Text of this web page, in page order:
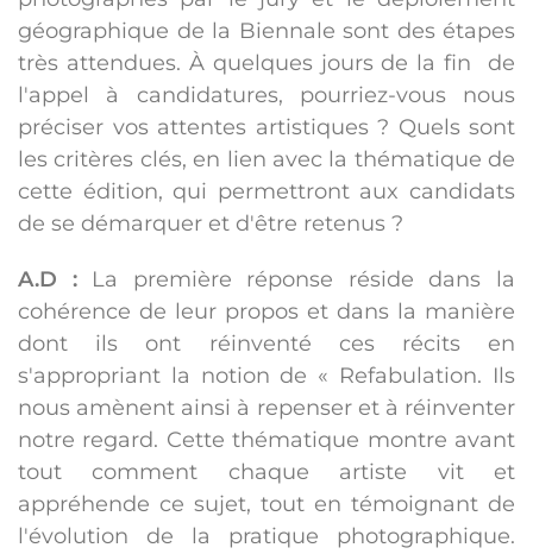
géographique de la Biennale sont des étapes
très attendues. À quelques jours de la fin de
l'appel à candidatures, pourriez-vous nous
préciser vos attentes artistiques ? Quels sont
les critères clés, en lien avec la thématique de
cette édition, qui permettront aux candidats
de se démarquer et d'être retenus ?
A.D :La première réponse réside dans la
cohérence de leur propos et dans la manière
dont ils ont réinventé ces récits en
s'appropriant la notion de « Refabulation. Ils
nous amènent ainsi à repenser et à réinventer
notre regard. Cette thématique montre avant
tout comment chaque artiste vit et
appréhende ce sujet, tout en témoignant de
l'évolution de la pratique photographique.